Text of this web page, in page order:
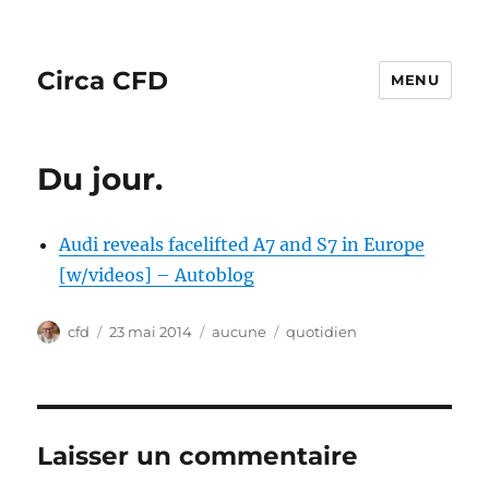
Circa CFD MENU
Du jour.
Audi reveals facelifted A7 and S7 in Europe
[w/videos] – Autoblog
Auteur
cfd
Publié
23 mai 2014 Catégories
aucune Étiquettes
quotidien
Laisser un commentaire